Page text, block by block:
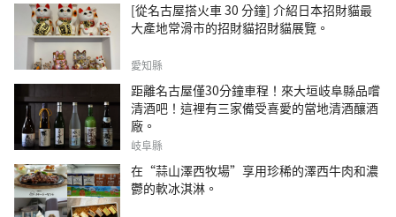
[從名古屋搭火車 30 分鐘] 介紹日本招財貓最
大產地常滑市的招財貓招財貓展覽。
愛知縣
距離名古屋僅30分鐘車程！來大垣岐阜縣品嚐
清酒吧！這裡有三家備受喜愛的當地清酒釀酒
廠。
岐阜縣
在“蒜山澤西牧場”享用珍稀的澤西牛肉和濃
鬱的軟冰淇淋。